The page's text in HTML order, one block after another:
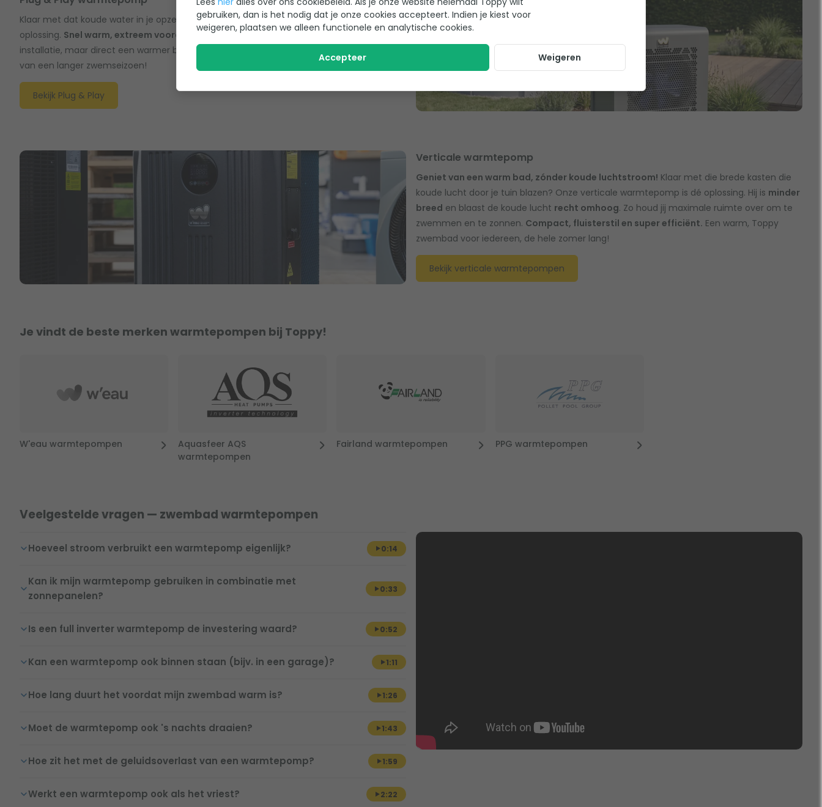
Klaar met dat koude water in je opzetbad? Onze Plug & Play mini warmtepomp is dé
oplossing. Snel warm, extreem voordelig en écht Plug & Play.
installatie, maar direct een warmer bad. Je bespaart direct op kosten en bent verzekerd
van een langer zwemseizoen!
Bekijk Plug & Play
Verticale warmtepomp
Geniet van een warm bad, zónder koude luchtstroom! Klaar met die brede kasten die
koude lucht door je tuin blazen? Onze verticale warmtepomp is dé oplossing. Hij is minder
breed en blaast de koude lucht recht omhoog. Zo houd jij maximale ruimte over om te
zwemmen en te zonnen. Compact, fluisterstil en super efficiënt. Een warm, Toppy
zwembad voor iedereen, de hele zomer lang!
Bekijk verticale warmtepompen
Je vindt de beste merken warmtepompen bij Toppy!
W'eau warmtepompen
Aquasfeer AQS
warmtepompen
Fairland warmtepompen PPG warmtepompen
Veelgestelde vragen — zwembad warmtepompen
Hoeveel stroom verbruikt een warmtepomp eigenlijk? 0:14
Kan ik mijn warmtepomp gebruiken in combinatie met
zonnepanelen?
0:33
Is een full inverter warmtepomp de investering waard? 0:52
Kan een warmtepomp ook binnen staan (bijv. in een garage)? 1:11
Hoe lang duurt het voordat mijn zwembad warm is? 1:26
Moet de warmtepomp ook 's nachts draaien? 1:43
Hoe zit het met de geluidsoverlast van een warmtepomp? 1:59
Werkt een warmtepomp ook als het vriest? 2:22
gebruiken, dan is het nodig dat je onze cookies accepteert. Indien je kiest voor
weigeren, plaatsen we alleen functionele en analytische cookies.
Accepteer Weigeren